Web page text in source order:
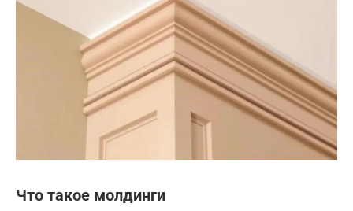
Что такое молдинги